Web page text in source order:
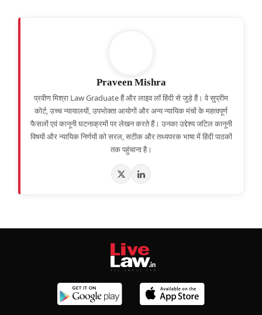
Praveen Mishra
प्रवीण मिश्रा Law Graduate हैं और लाइव लॉ हिंदी से जुड़े हैं। वे सुप्रीम
कोर्ट, उच्च न्यायालयों, उपभोक्ता आयोगों और अन्य न्यायिक मंचों के महत्वपूर्ण
फैसलों एवं कानूनी घटनाक्रमों पर लेखन करते हैं। उनका उद्देश्य जटिल कानूनी
विषयों और न्यायिक निर्णयों को सरल, सटीक और तथ्यपरक भाषा में हिंदी पाठकों
तक पहुंचाना है।